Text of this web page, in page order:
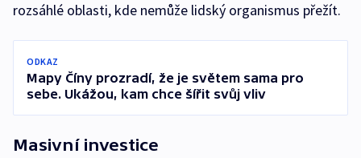
rozsáhlé oblasti, kde nemůže lidský organismus přežít.
ODKAZ
Mapy Číny prozradí, že je světem sama pro
sebe. Ukážou, kam chce šířit svůj vliv
Masivní investice